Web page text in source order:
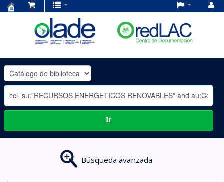
OLADE
-
Ir
Búsqueda avanzada